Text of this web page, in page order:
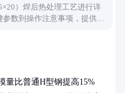
）焊后热处理工艺进行详
数到操作注意事项，提供实
量比普通H型钢提高15%